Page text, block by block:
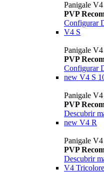
Panigale V4
PVP
Configurar
V4 S
Panigale V4
PVP
Configurar
new V4 S
Panigale
PVP
Descubrir
new V4 R
Panigale V4
PVP
Descubrir
V4 Tricolore